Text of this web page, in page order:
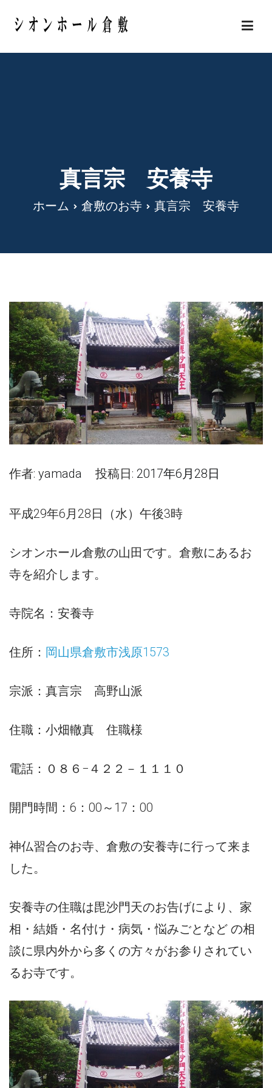
を
真言宗 安養寺
ホーム 倉敷のお寺 真言宗 安養寺
作者: yamada 投稿日: 2017年6月28日
平成29年6月28日（水）午後3時
シオンホール倉敷の山田です。倉敷にあるお
寺を紹介します。
寺院名：安養寺
住所： 岡山県倉敷市浅原1573
宗派：真言宗 高野山派
住職：小畑轍真 住職様
電話：０８６−４２２－１１１０
開門時間：6：00～17：00
神仏習合のお寺、倉敷の安養寺に行って来ま
した。
安養寺の住職は毘沙門天のお告げにより、家
相・結婚・名付け・病気・悩みごとなど の相
談に県内外から多くの方々がお参りされてい
るお寺です。